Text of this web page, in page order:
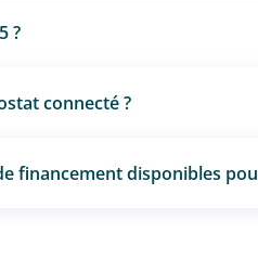
?
connecté ?
financement disponibles